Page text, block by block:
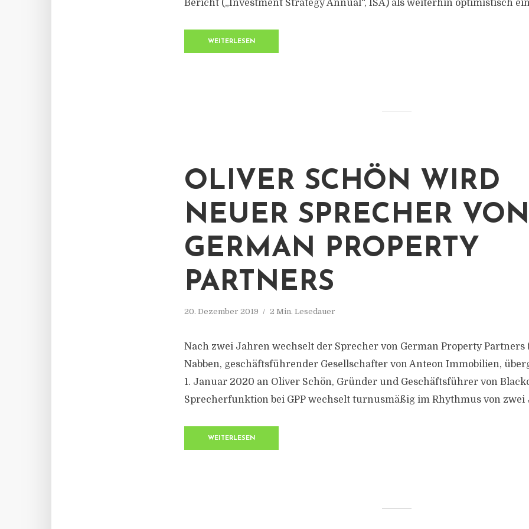
Bericht („Investment Strategy Annual“, ISA) als weiterhin optimistisch
WEITERLESEN
OLIVER SCHÖN WIRD
NEUER SPRECHER VON
GERMAN PROPERTY
PARTNERS
20. Dezember 2019 2 Min. Lesedauer
Nach zwei Jahren wechselt der Sprecher von German Property Partners
Nabben, geschäftsführender Gesellschafter von Anteon Immobilien,
1. Januar 2020 an Oliver Schön, Gründer und Geschäftsführer von
Sprecherfunktion bei GPP wechselt turnusmäßig im Rhythmus von zwei
WEITERLESEN